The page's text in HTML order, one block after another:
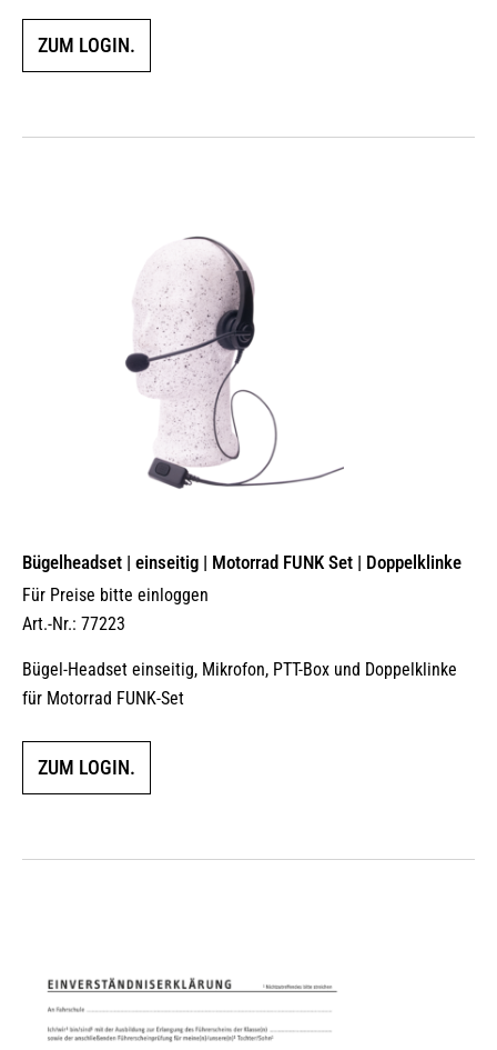
ZUM LOGIN.
Bügelheadset | einseitig | Motorrad FUNK Set | Doppelklinke
Für Preise bitte einloggen
Art.-Nr.: 77223
Bügel-Headset einseitig, Mikrofon, PTT-Box und Doppelklinke
für Motorrad FUNK-Set
ZUM LOGIN.